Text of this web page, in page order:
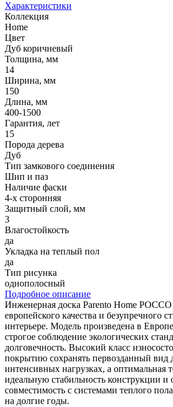
Характеристики
Коллекция
Home
Цвет
Дуб коричневый
Толщина, мм
14
Ширина, мм
150
Длина, мм
400-1500
Гарантия, лет
15
Порода дерева
Дуб
Тип замкового соединения
Шип и паз
Наличие фаски
4-х сторонняя
Защитный слой, мм
3
Влагостойкость
да
Укладка на теплый пол
да
Тип рисунка
однополосный
Подробное описание
Инженерная доска Parento Home
европейского качества и безупречного
интерьере. Модель произведена в
строгое соблюдение экологических
долговечность. Высокий класс
покрытию сохранять первозданный вид
интенсивных нагрузках, а оптимальная
идеальную стабильность конструкции
совместимость с системами теплого
на долгие годы.